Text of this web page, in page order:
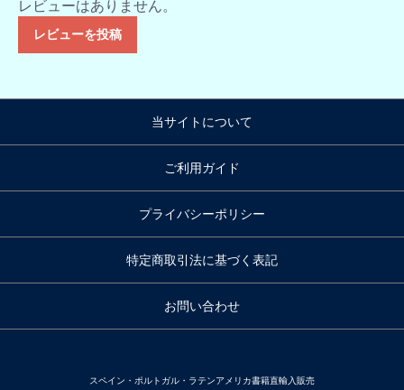
レビューはありません。
レビューを投稿
当サイトについて
ご利用ガイド
プライバシーポリシー
特定商取引法に基づく表記
お問い合わせ
スペイン・ポルトガル・ラテンアメリカ書籍直輸入販売